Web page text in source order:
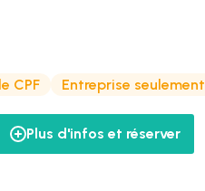
CPF Entreprise seulement
Plus d'infos et réserver